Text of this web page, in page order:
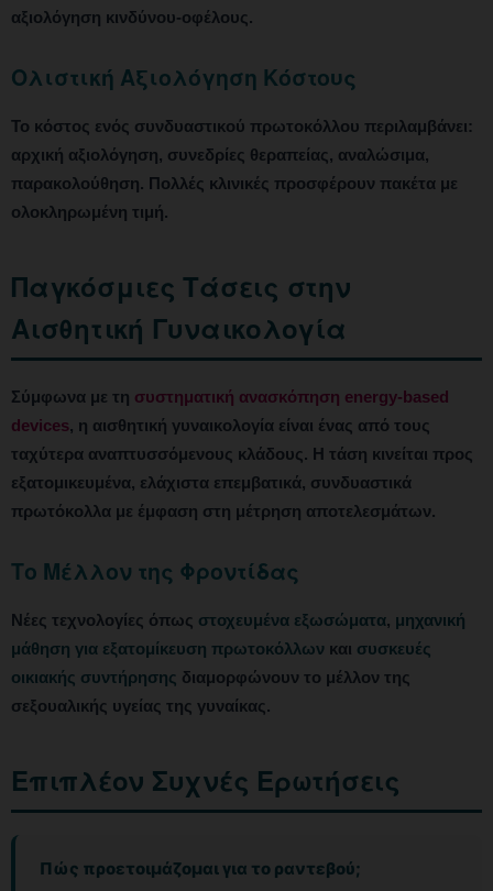
αξιολόγηση κινδύνου-οφέλους.
Ολιστική Αξιολόγηση Κόστους
Το κόστος ενός συνδυαστικού πρωτοκόλλου περιλαμβάνει:
αρχική αξιολόγηση, συνεδρίες θεραπείας, αναλώσιμα,
παρακολούθηση. Πολλές κλινικές προσφέρουν πακέτα με
ολοκληρωμένη τιμή.
Παγκόσμιες Τάσεις στην
Αισθητική Γυναικολογία
Σύμφωνα με τη συστηματική ανασκόπηση energy-based
devices, η αισθητική γυναικολογία είναι ένας από τους
ταχύτερα αναπτυσσόμενους κλάδους. Η τάση κινείται προς
εξατομικευμένα, ελάχιστα επεμβατικά, συνδυαστικά
πρωτόκολλα με έμφαση στη μέτρηση αποτελεσμάτων.
Το Μέλλον της Φροντίδας
Νέες τεχνολογίες όπως στοχευμένα εξωσώματα, μηχανική
μάθηση για εξατομίκευση πρωτοκόλλων και συσκευές
οικιακής συντήρησης διαμορφώνουν το μέλλον της
σεξουαλικής υγείας της γυναίκας.
Επιπλέον Συχνές Ερωτήσεις
Πώς προετοιμάζομαι για το ραντεβού;